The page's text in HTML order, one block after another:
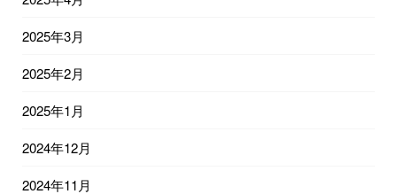
2025年3月
2025年2月
2025年1月
2024年12月
2024年11月